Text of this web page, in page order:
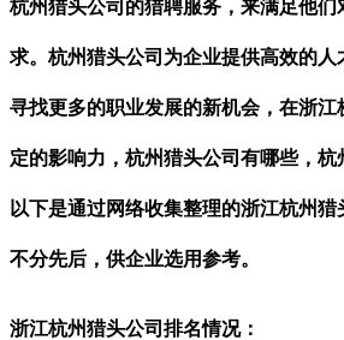
杭州猎头公司的猎聘服务，来满足他
求。杭州猎头公司为企业提供高效的
寻找更多的职业发展的新机会，在浙
定的影响力， 杭州猎头公司有哪些，杭
以下是通过网络收集整理的浙江杭州
不分先后，供企业选用参考。
浙江杭州猎头公司排名情况：